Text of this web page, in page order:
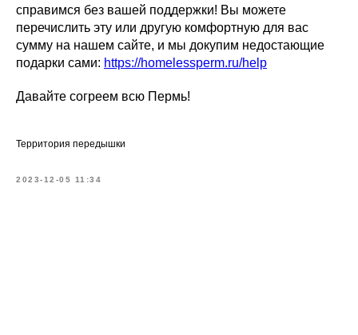
справимся без вашей поддержки! Вы можете
перечислить эту или другую комфортную для вас
сумму на нашем сайте, и мы докупим недостающие
подарки сами: https://homelessperm.ru/help
Давайте согреем всю Пермь!
Территория передышки
2023-12-05 11:34